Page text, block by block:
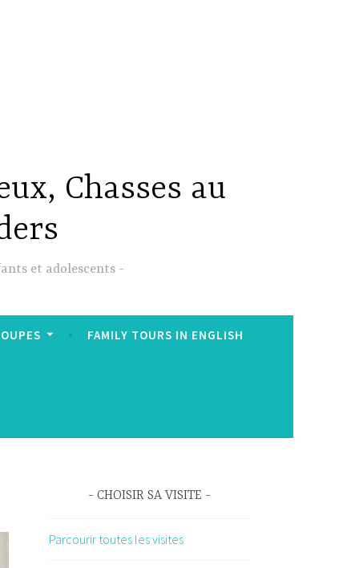
Chasses au
et adolescents
FAMILY TOURS IN ENGLISH
CHOISIR SA VISITE
Parcourir toutes les visites